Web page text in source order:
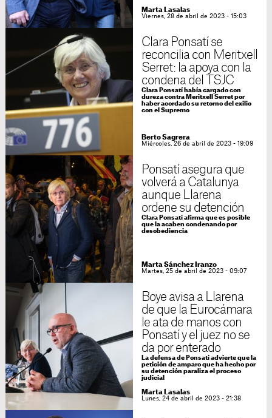
Marta Lasalas
Viernes, 28 de abril de 2023 - 15:03
Clara Ponsatí se
reconcilia con Meritxell
Serret: la apoya con la
condena del TSJC
Clara Ponsatí había cargado con
dureza contra Meritxell Serret por
haber acordado su retorno del exilio
con el Supremo
Berto Sagrera
Miércoles, 26 de abril de 2023 - 19:09
Ponsatí asegura que
volverá a Catalunya
aunque Llarena
ordene su detención
Clara Ponsatí afirma que es posible
que la acaben condenando por
desobediencia
Marta Sánchez Iranzo
Martes, 25 de abril de 2023 - 09:07
Boye avisa a Llarena
de que la Eurocámara
le ata de manos con
Ponsatí y el juez no se
da por enterado
La defensa de Ponsatí advierte que la
petición de amparo que ha hecho por
su detención paraliza el proceso
judicial
Marta Lasalas
Lunes, 24 de abril de 2023 - 21:38